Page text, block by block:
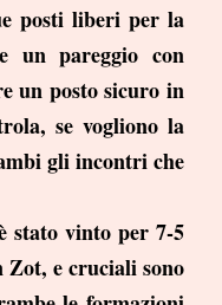
posti liberi per la
un pareggio con
un posto sicuro in
se vogliono la
gli incontri che
vinto per 7-5
e cruciali sono